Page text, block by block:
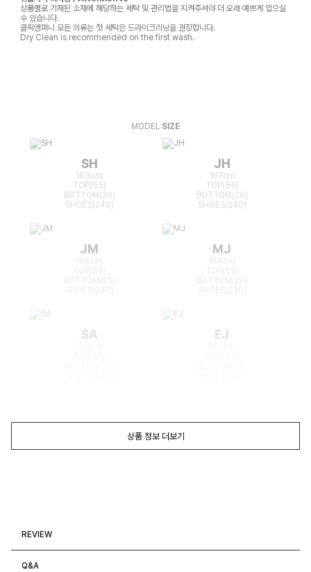
상품별로 기재된 소재에 해당하는 세탁 및 관리법을 지켜주셔야 더 오래 예쁘게 입으실
수 있습니다.
클릭앤퍼니 모든 의류는 첫 세탁은 드라이크리닝을 권장합니다.
Dry Clean is recommended on the first wash.
MODEL SIZE
SH
163cm
TOP(55)
BOTTOM(26)
SHOES(240)
JH
167cm
TOP(55)
BOTTOM(26)
SHOES(240)
JM
166cm
TOP(55)
BOTTOM(25)
MJ
164cm
TOP(55)
BOTTOM(26)
SA EJ
상품 정보 더보기
REVIEW
Q&A